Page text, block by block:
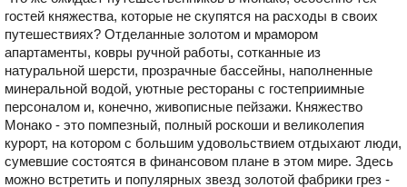
гостей княжества, которые не скупятся на расходы в своих
путешествиях? Отделанные золотом и мрамором
апартаменты, ковры ручной работы, сотканные из
натуральной шерсти, прозрачные бассейны, наполненные
минеральной водой, уютные рестораны с гостеприимные
персоналом и, конечно, живописные пейзажи. Княжество
Монако - это помпезный, полный роскоши и великолепия
курорт, на котором с большим удовольствием отдыхают люди,
сумевшие состоятся в финансовом плане в этом мире. Здесь
можно встретить и популярных звезд золотой фабрики грез -